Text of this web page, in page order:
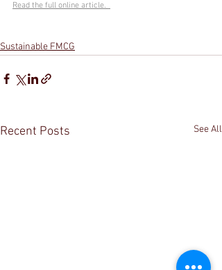
Read the full online article.
Sustainable FMCG
Recent Posts See All